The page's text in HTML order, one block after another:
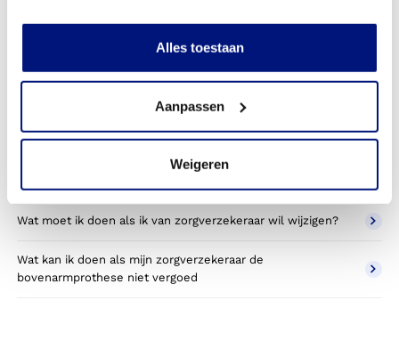
Alles toestaan
Aanpassen
Weigeren
Kan ik een reserve bovenarmprothese vergoed krijgen?
Wat valt er binnen de vergoeding van een
bovenarmprothese?
betaald door mijn zorgverzekering?
Wat moet ik doen als ik van zorgverzekeraar wil wijzigen?
Wat kan ik doen als mijn zorgverzekeraar de
bovenarmprothese niet vergoed